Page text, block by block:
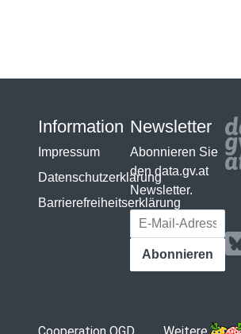
Information
Impressum
Datenschutzerklärung
Barrierefreiheitserklärung
Newsletter
Abonnieren Sie
den data.gv.at
Newsletter.
E-Mail-Adresse
Abonnieren
Cooperation OGD Weitere